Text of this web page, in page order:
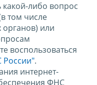
либо вопрос
том числе
или
воспользоваться
России".
интернет-
ФНС